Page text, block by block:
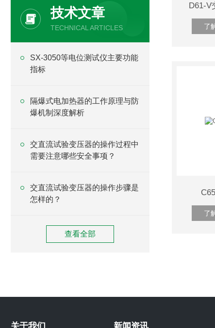
技术文章
TECHNICAL ARTICLES
SX-3050等电位测试仪主要功能
指标
隔爆式电加热器的工作原理与防
爆机制深度解析
交直流试验变压器的操作过程中
需要注意哪些安全事项？
交直流试验变压器的操作步骤是
怎样的？
查看全部
D61-V
了
了
关于我们 新闻资讯